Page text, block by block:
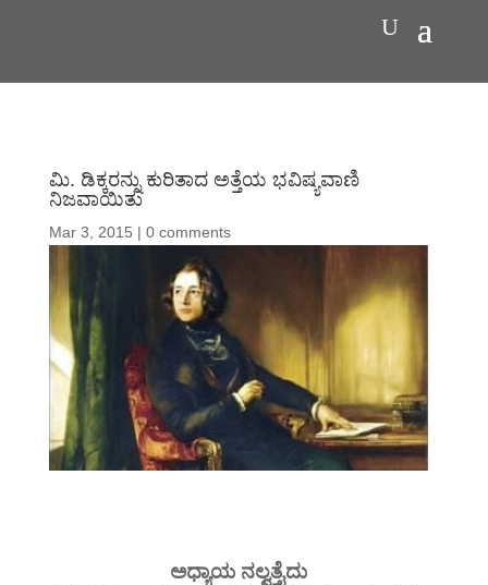
ಮಿ. ಡಿಕ್ಕರನ್ನು ಕುರಿತಾದ ಅತ್ತೆಯ ಭವಿಷ್ಯವಾಣಿ
ನಿಜವಾಯಿತು
Mar 3, 2015 | 0 comments
ಅಧ್ಯಾಯ ನಲ್ವತ್ತೈದು